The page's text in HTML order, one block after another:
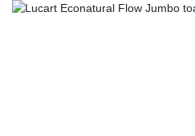
Slide 1 of 1